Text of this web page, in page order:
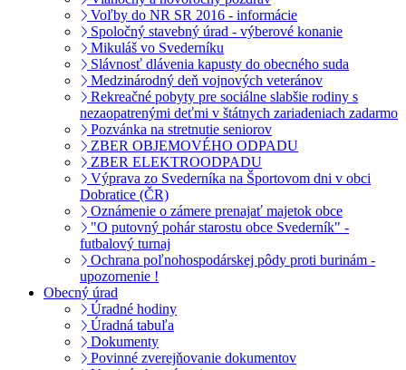
Voľby do NR SR 2016 - informácie
Spoločný stavebný úrad - výberové konanie
Mikuláš vo Svederníku
Slávnosť dlávenia kapusty do obecného suda
Medzinárodný deň vojnových veteránov
Rekreačné pobyty pre sociálne slabšie rodiny s
nezaopatrenými deťmi v štátnych zariadeniach zadarmo
Pozvánka na stretnutie seniorov
ZBER OBJEMOVÉHO ODPADU
ZBER ELEKTROODPADU
Výprava zo Svederníka na Športovom dni v obci
Dobratice (ČR)
Oznámenie o zámere prenajať majetok obce
"O putovný pohár starostu obce Svederník" -
futbalový turnaj
Ochrana poľnohospodárskej pôdy proti burinám -
upozornenie !
Obecný úrad
Úradné hodiny
Úradná tabuľa
Dokumenty
Povinné zverejňovanie dokumentov